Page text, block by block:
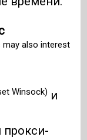
also interest
Winsock) и
прокси-